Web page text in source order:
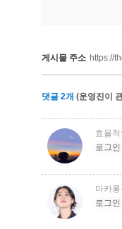
게시물 주소 https://
댓글 2개 (운영진이